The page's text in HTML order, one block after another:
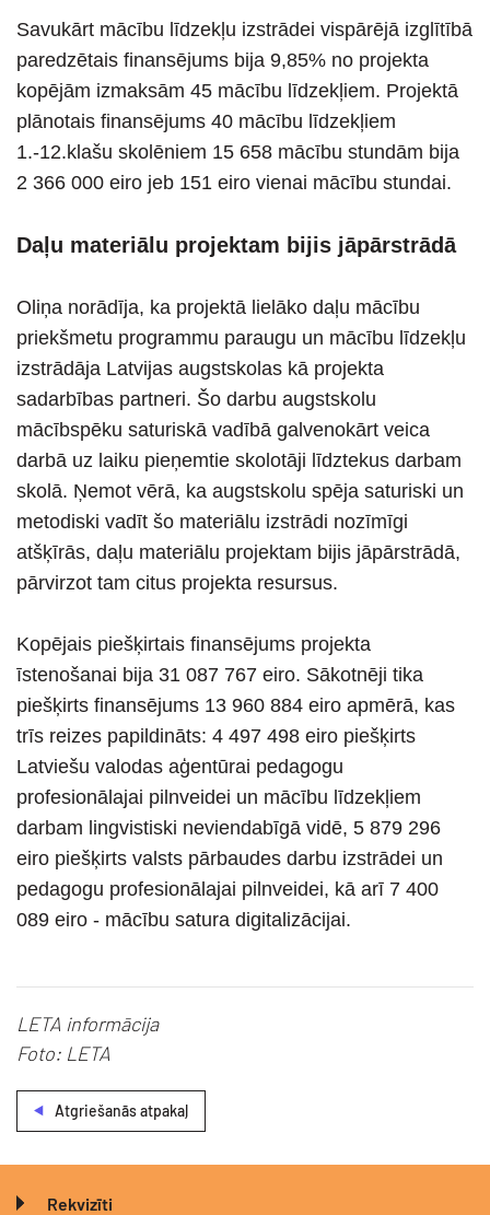
Savukārt mācību līdzekļu izstrādei vispārējā izglītībā
paredzētais finansējums bija 9,85% no projekta
kopējām izmaksām 45 mācību līdzekļiem. Projektā
plānotais finansējums 40 mācību līdzekļiem
1.-12.klašu skolēniem 15 658 mācību stundām bija
2 366 000 eiro jeb 151 eiro vienai mācību stundai.
Daļu materiālu projektam bijis jāpārstrādā
Oliņa norādīja, ka projektā lielāko daļu mācību
priekšmetu programmu paraugu un mācību līdzekļu
izstrādāja Latvijas augstskolas kā projekta
sadarbības partneri. Šo darbu augstskolu
mācībspēku saturiskā vadībā galvenokārt veica
darbā uz laiku pieņemtie skolotāji līdztekus darbam
skolā. Ņemot vērā, ka augstskolu spēja saturiski un
metodiski vadīt šo materiālu izstrādi nozīmīgi
atšķīrās, daļu materiālu projektam bijis jāpārstrādā,
pārvirzot tam citus projekta resursus.
Kopējais piešķirtais finansējums projekta
īstenošanai bija 31 087 767 eiro. Sākotnēji tika
piešķirts finansējums 13 960 884 eiro apmērā, kas
trīs reizes papildināts: 4 497 498 eiro piešķirts
Latviešu valodas aģentūrai pedagogu
profesionālajai pilnveidei un mācību līdzekļiem
darbam lingvistiski neviendabīgā vidē, 5 879 296
eiro piešķirts valsts pārbaudes darbu izstrādei un
pedagogu profesionālajai pilnveidei, kā arī 7 400
089 eiro - mācību satura digitalizācijai.
LETA informācija
Foto: LETA
Atgriešanās atpakaļ
Rekvizīti